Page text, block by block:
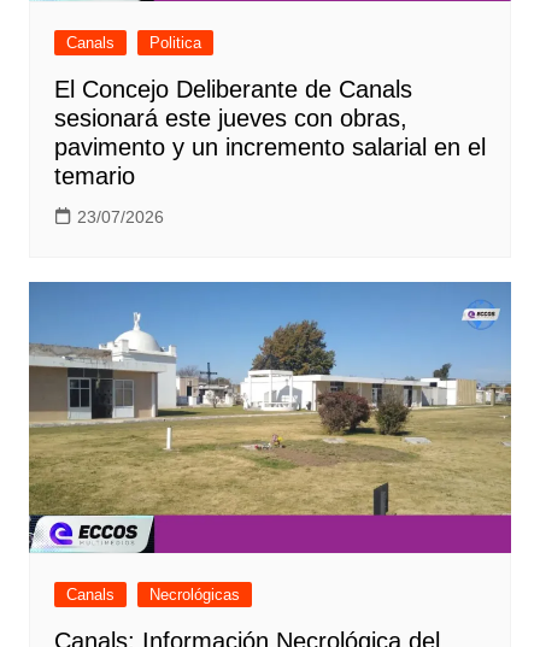
Canals Politica
El Concejo Deliberante de Canals
sesionará este jueves con obras,
pavimento y un incremento salarial en el
temario
23/07/2026
Canals Necrológicas
Canals: Información Necrológica del